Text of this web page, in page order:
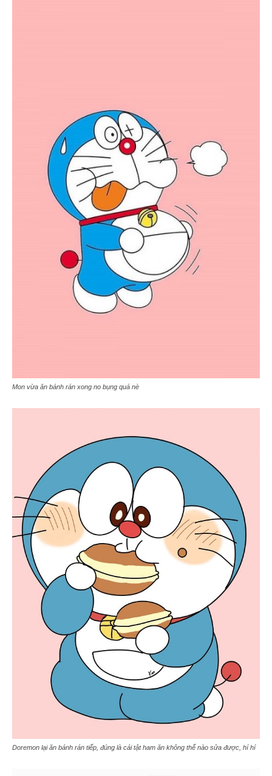
Mon vừa ăn bánh rán xong no bụng quá nè
Doremon lại ăn bánh rán tiếp, đúng là cái tật ham ăn không thể nào sửa được, hí hí